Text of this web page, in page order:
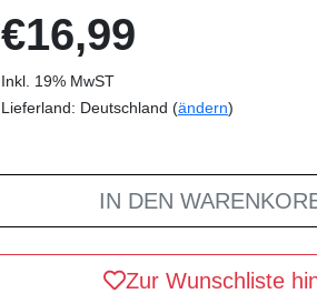
€16,99
Inkl. 19% MwST
Lieferland: Deutschland (ändern)
IN DEN
Zur Wunschliste